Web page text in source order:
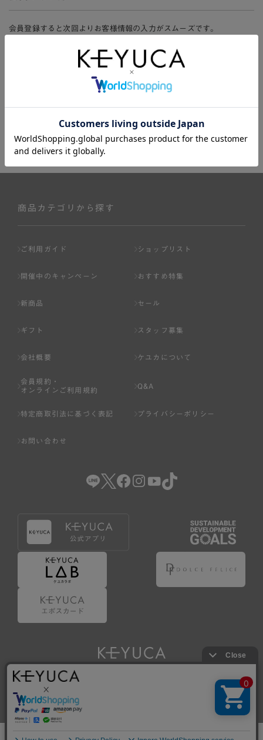
会員登録すると次回よりお客様情報の入力がスムーズです。
ージ、購入履歴をご利用いただけます。
商品カテゴリから探す
ご利用ガイド ショップリスト
開催中のキャンペーン おすすめ特集
新商品 セール
ギフト スタッフ募集
会社概要 ケユカについて
会員規約・
オンラインご利用規約
Q&A
特定商取引法に基づく表記 プライバシーポリシー
お問い合わせ
Copyright © KAWAJUN Co., Ltd. All Rights Reserved.